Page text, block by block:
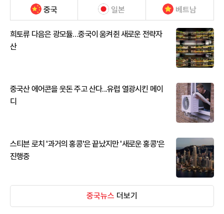
중국 일본 베트남
희토류 다음은 광모듈…중국이 움켜쥔 새로운 전략자
산
중국산 에어콘을 웃돈 주고 산다...유럽 열광시킨 메이
디
스티븐 로치 '과거의 홍콩'은 끝났지만 '새로운 홍콩'은
진행중
중국뉴스 더보기